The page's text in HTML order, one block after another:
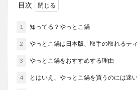
目次
1 知ってる？やっとこ鍋
2 やっとこ鍋は日本版、取手の取れるテ
3 やっとこ鍋をおすすめする理由
4 とはいえ、やっとこ鍋を買うのには迷